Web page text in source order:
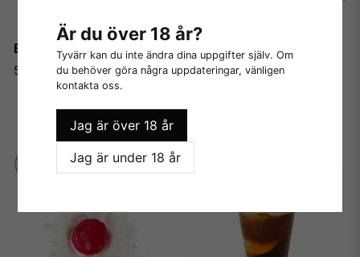
Bianca's Bliss - Mom & Pop
55 kr
LÄGG I VARUKORGEN
55 kr
Är du över 18 år?
Tyvärr kan du inte ändra dina uppgifter själv. Om
du behöver göra några uppdateringar, vänligen
kontakta oss.
Jag är över 18 år
Jag är under 18 år